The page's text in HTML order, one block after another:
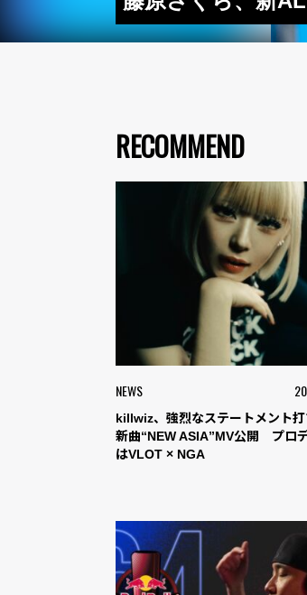
RECOMMEND
NEWS
killwiz、強烈なステートメント打
新曲“NEW ASIA”MV公開 プロ
はVLOT × NGA